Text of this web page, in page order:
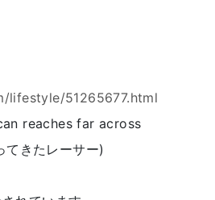
lifestyle/51265677.html
reaches far across
きたレーサー)